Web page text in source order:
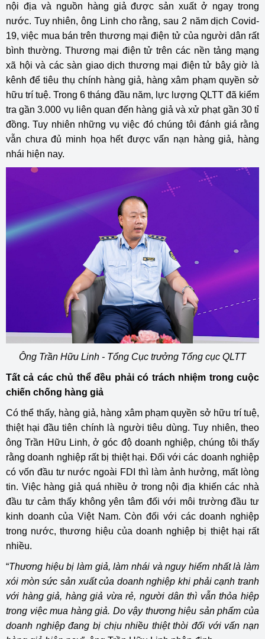
nội địa và nguồn hàng giả được sản xuất ở ngay trong
nước. Tuy nhiên, ông Linh cho rằng, sau 2 năm dịch Covid-
19, việc mua bán trên thương mại điện tử của người dân rất
bình thường. Thương mại điện tử trên các nền tảng mạng
xã hội và các sàn giao dịch thương mại điện tử bây giờ là
kênh để tiêu thụ chính hàng giả, hàng xâm phạm quyền sở
hữu trí tuệ. Trong 6 tháng đầu năm, lực lượng QLTT đã kiểm
tra gần 3.000 vụ liên quan đến hàng giả và xử phạt gần 30 tỉ
đồng. Tuy nhiên những vụ việc đó chúng tôi đánh giá rằng
vẫn chưa đủ minh họa hết được vấn nạn hàng giả, hàng
nhái hiện nay.
Ông Trần Hữu Linh - Tổng Cục trưởng Tổng cục QLTT
Tất cả các chủ thể đều phải có trách nhiệm trong cuộc
chiến chống hàng giả
Có thể thấy, hàng giả, hàng xâm phạm quyền sở hữu trí tuệ,
thiệt hại đầu tiên chính là người tiêu dùng. Tuy nhiên, theo
ông Trần Hữu Linh, ở góc độ doanh nghiệp, chúng tôi thấy
rằng doanh nghiệp rất bị thiệt hại. Đối với các doanh nghiệp
có vốn đầu tư nước ngoài FDI thì làm ảnh hưởng, mất lòng
tin. Việc hàng giả quá nhiều ở trong nội địa khiến các nhà
đầu tư cảm thấy không yên tâm đối với môi trường đầu tư
kinh doanh của Việt Nam. Còn đối với các doanh nghiệp
trong nước, thương hiệu của doanh nghiệp bị thiệt hại rất
nhiều.
“Thương hiệu bị làm giả, làm nhái và nguy hiểm nhất là làm
xói mòn sức sản xuất của doanh nghiệp khi phải cạnh tranh
với hàng giả, hàng giả vừa rẻ, người dân thì vẫn thỏa hiệp
trong việc mua hàng giả. Do vậy thương hiệu sản phẩm của
doanh nghiệp đang bị chịu nhiều thiệt thòi đối với vấn nạn